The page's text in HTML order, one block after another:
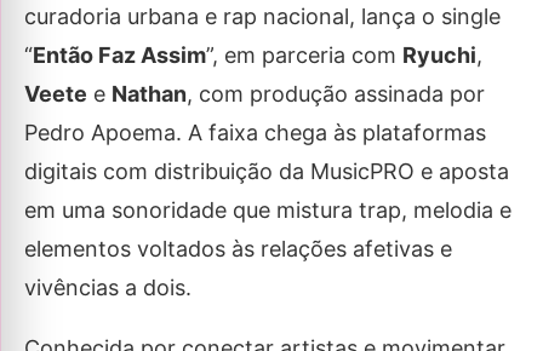
curadoria urbana e rap nacional, lança o single
“Então Faz Assim”, em parceria com Ryuchi,
Veete e Nathan, com produção assinada por
Pedro Apoema. A faixa chega às plataformas
digitais com distribuição da MusicPRO e aposta
em uma sonoridade que mistura trap, melodia e
elementos voltados às relações afetivas e
vivências a dois.